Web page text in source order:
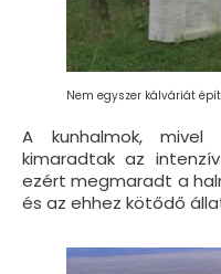
Nem egyszer kálváriát
A kunhalmok, mivel
kimaradtak az
ezért megmaradt a
és az ehhez kötődő